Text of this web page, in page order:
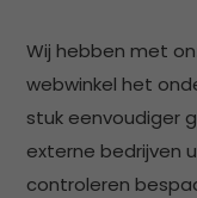
Wij hebben met
webwinkel het
stuk eenvoudiger
externe bedrijven
controleren